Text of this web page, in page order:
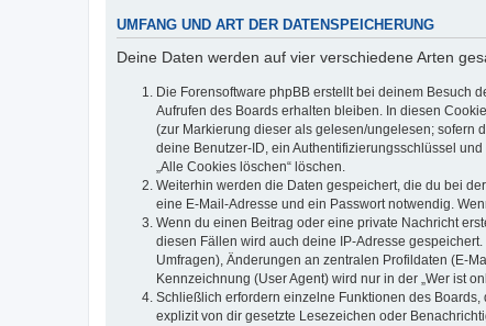
UMFANG UND ART DER DATENSPEICHERUNG
Deine Daten werden auf vier verschiedene Arten
Die Forensoftware phpBB erstellt bei deinem Besuch
Aufrufen des Boards erhalten bleiben. In diesen
(zur Markierung dieser als gelesen/ungelesen; sofern
deine Benutzer-ID, ein Authentifizierungsschlüssel
„Alle Cookies löschen“ löschen.
Weiterhin werden die Daten gespeichert, die du bei
eine E-Mail-Adresse und ein Passwort notwendig.
Wenn du einen Beitrag oder eine private Nachricht
diesen Fällen wird auch deine IP-Adresse
Umfragen), Änderungen an zentralen Profildaten (E-
Kennzeichnung (User Agent) wird nur in der „Wer ist
Schließlich erfordern einzelne Funktionen des
explizit von dir gesetzte Lesezeichen oder